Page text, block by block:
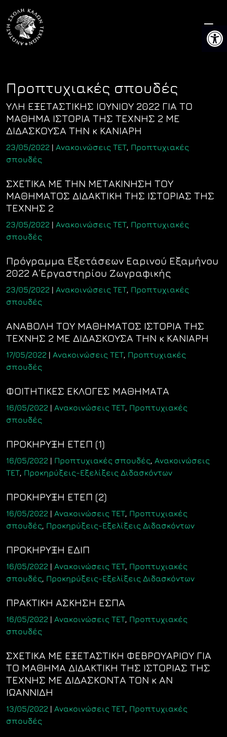
content
Προπτυχιακές σπουδές
ΥΛΗ ΕΞΕΤΑΣΤΙΚΗΣ ΙΟΥΝΙΟΥ 2022 ΓΙΑ ΤΟ
ΜΑΘΗΜΑ ΙΣΤΟΡΙΑ ΤΗΣ ΤΕΧΝΗΣ 2 ΜΕ
ΔΙΔΑΣΚΟΥΣΑ ΤΗΝ κ ΚΑΝΙΑΡΗ
23/05/2022 | Ανακοινώσεις ΤΕΤ, Προπτυχιακές
σπουδές
ΣΧΕΤΙΚΑ ΜΕ ΤΗΝ ΜΕΤΑΚΙΝΗΣΗ ΤΟΥ
ΜΑΘΗΜΑΤΟΣ ΔΙΔΑΚΤΙΚΗ ΤΗΣ ΙΣΤΟΡΙΑΣ ΤΗΣ
ΤΕΧΝΗΣ 2
23/05/2022 | Ανακοινώσεις ΤΕΤ, Προπτυχιακές
σπουδές
Πρόγραμμα Εξετάσεων Εαρινού Εξαμήνου
2022 Α΄Εργαστηρίου Ζωγραφικής
23/05/2022 | Ανακοινώσεις ΤΕΤ, Προπτυχιακές
σπουδές
ΑΝΑΒΟΛΗ ΤΟΥ ΜΑΘΗΜΑΤΟΣ ΙΣΤΟΡΙΑ ΤΗΣ
ΤΕΧΝΗΣ 2 ΜΕ ΔΙΔΑΣΚΟΥΣΑ ΤΗΝ κ ΚΑΝΙΑΡΗ
17/05/2022 | Ανακοινώσεις ΤΕΤ, Προπτυχιακές
σπουδές
ΦΟΙΤΗΤΙΚΕΣ ΕΚΛΟΓΕΣ ΜΑΘΗΜΑΤΑ
16/05/2022 | Ανακοινώσεις ΤΕΤ, Προπτυχιακές
σπουδές
ΠΡΟΚΗΡΥΞΗ ΕΤΕΠ (1)
16/05/2022 | Προπτυχιακές σπουδές, Ανακοινώσεις
ΤΕΤ, Προκηρύξεις-Εξελίξεις Διδασκόντων
ΠΡΟΚΗΡΥΞΗ ΕΤΕΠ (2)
16/05/2022 | Ανακοινώσεις ΤΕΤ, Προπτυχιακές
σπουδές, Προκηρύξεις-Εξελίξεις Διδασκόντων
ΠΡΟΚΗΡΥΞΗ ΕΔΙΠ
16/05/2022 | Ανακοινώσεις ΤΕΤ, Προπτυχιακές
σπουδές, Προκηρύξεις-Εξελίξεις Διδασκόντων
ΠΡΑΚΤΙΚΗ ΑΣΚΗΣΗ ΕΣΠΑ
16/05/2022 | Ανακοινώσεις ΤΕΤ, Προπτυχιακές
σπουδές
ΣΧΕΤΙΚΑ ΜΕ ΕΞΕΤΑΣΤΙΚΗ ΦΕΒΡΟΥΑΡΙΟΥ ΓΙΑ
ΤΟ ΜΑΘΗΜΑ ΔΙΔΑΚΤΙΚΗ ΤΗΣ ΙΣΤΟΡΙΑΣ ΤΗΣ
ΤΕΧΝΗΣ ΜΕ ΔΙΔΑΣΚΟΝΤΑ ΤΟΝ κ ΑΝ
ΙΩΑΝΝΙΔΗ
13/05/2022 | Ανακοινώσεις ΤΕΤ, Προπτυχιακές
σπουδές